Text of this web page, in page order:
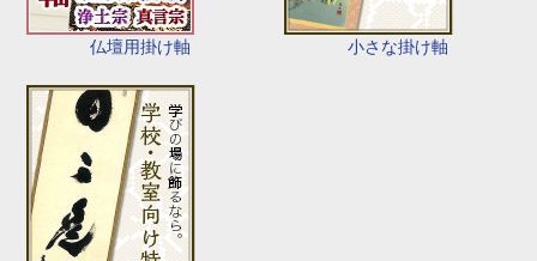
仏壇用掛け軸 小さな掛け軸